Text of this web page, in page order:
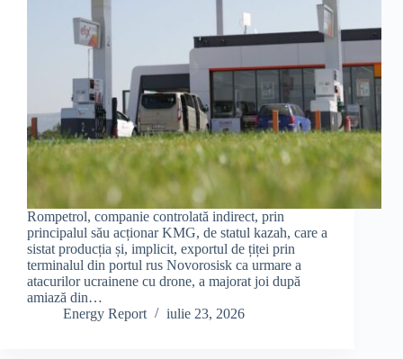
Rompetrol, companie controlată indirect, prin
principalul său acționar KMG, de statul kazah, care a
sistat producția și, implicit, exportul de țiței prin
terminalul din portul rus Novorosisk ca urmare a
atacurilor ucrainene cu drone, a majorat joi după
amiază din…
Energy Report
iulie 23, 2026